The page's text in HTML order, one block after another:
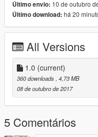
Último envio: 10 de outubro
Último download: há 20
All Versions
1.0 (current)
360 downloads , 4,73 MB
08 de outubro de 2017
5 Comentários